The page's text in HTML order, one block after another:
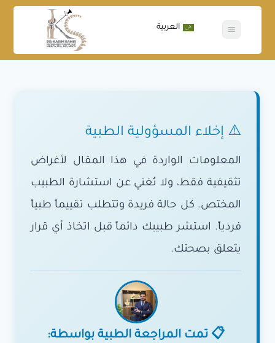
العربية
⚠️ إخلاء المسؤولية الطبية
المعلومات الواردة في هذا المقال لأغراض
تثقيفية فقط، ولا تُغني عن استشارة الطبيب
المختص. كل حالة فريدة وتتطلب تقييماً طبياً
فردياً. استشر طبيبك دائماً قبل اتخاذ أي قرار
يتعلق بصحتك.
📋 تمت المراجعة الطبية بواسطة: